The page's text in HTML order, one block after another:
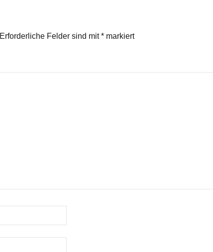
Erforderliche Felder sind mit* markiert